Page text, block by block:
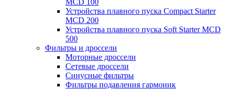
MCD 100
Устройства плавного пуска Compact Starter
MCD 200
Устройства плавного пуска Soft Starter MCD
500
Фильтры и дроссели
Моторные дроссели
Сетевые дроссели
Синусные фильтры
Фильтры подавления гармоник